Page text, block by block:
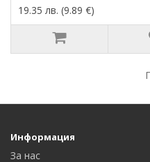
19.35 лв. (9.89 €)
Информация
За нас